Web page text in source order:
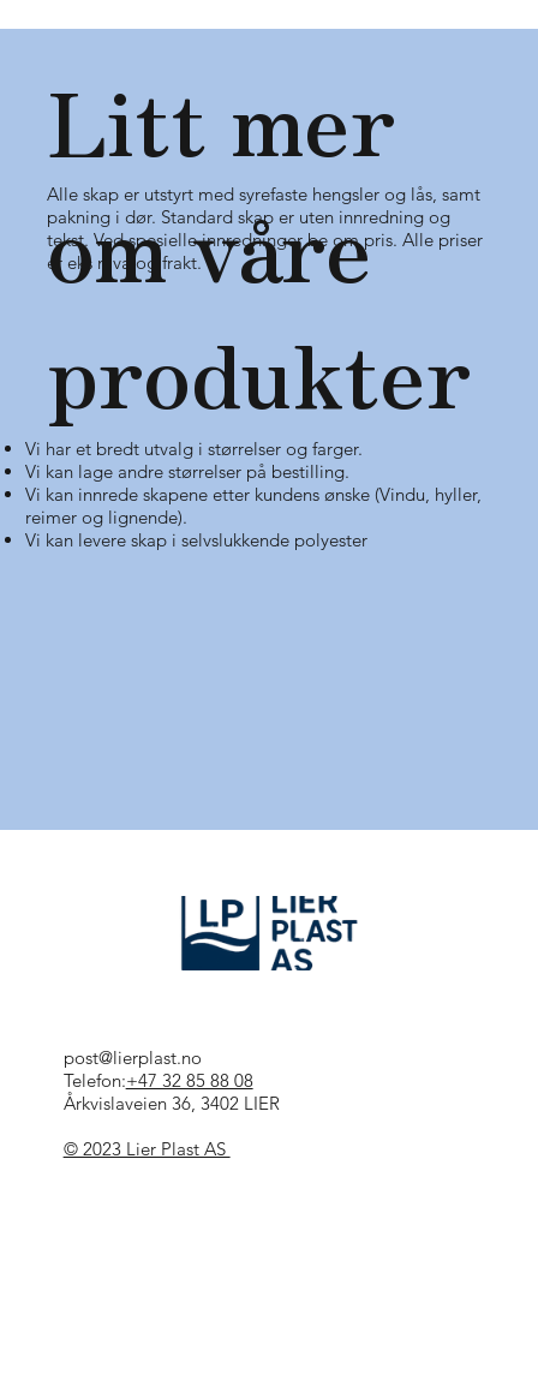
Vi har et bredt utvalg i størrelser og farger.
Vi kan lage andre størrelser på bestilling.
Vi kan innrede skapene etter kundens ønske (Vindu, hyller,
reimer og lignende).
Vi kan levere skap i selvslukkende polyester
Alle skap er utstyrt med syrefaste hengsler og lås, samt
pakning i dør. Standard skap er uten innredning og
tekst. Ved spesielle innredninger be om pris. Alle priser
er eks mva og frakt.
Litt mer
om våre
produkter
post@lierplast.no
Telefon:+47 32 85 88 08
Årkvislaveien 36, 3402 LIER
© 2023 Lier Plast AS